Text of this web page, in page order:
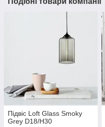
Підвіс Loft Glass Smoky
Grey D18/H30